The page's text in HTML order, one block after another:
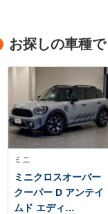
お探しの車種
ミニ
ミニクロスオーバー
クーパー D アンテイ
ムド エディ…